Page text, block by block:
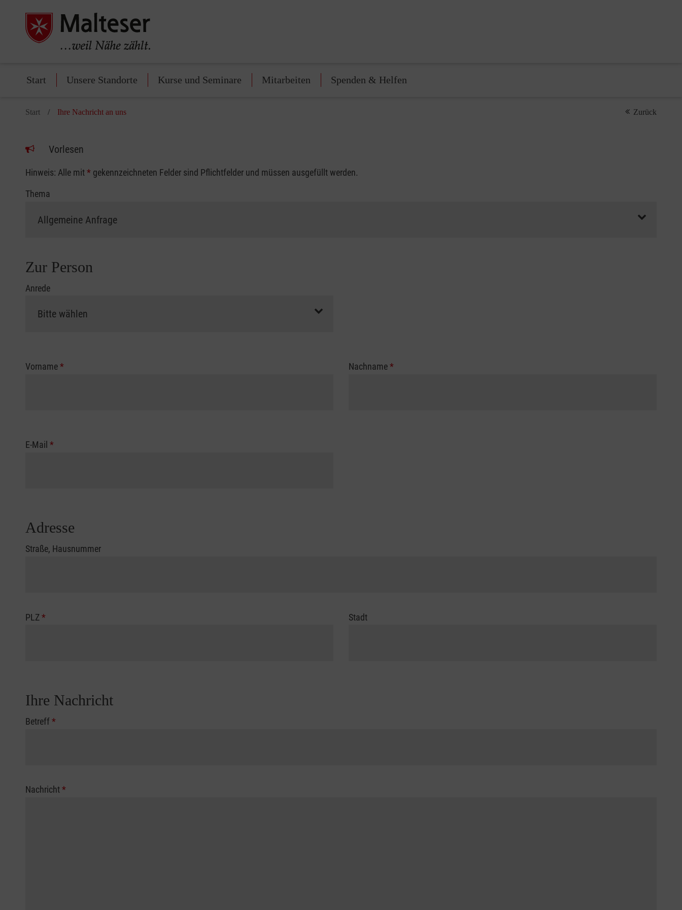
Start Unsere Standorte Kurse und Seminare Mitarbeiten Spenden & Helfen
Start Ihre Nachricht an uns Zurück
Vorlesen
Hinweis: Alle mit* gekennzeichneten Felder sind Pflichtfelder und müssen ausgefüllt werden.
Thema
Zur Person
Anrede
Vorname* Nachname*
E-Mail *
Adresse
Straße, Hausnummer
PLZ* Stadt
Ihre Nachricht
Betreff*
Nachricht*